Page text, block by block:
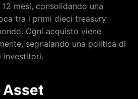
mesi, consolidando una
tra i primi dieci treasury
Ogni acquisto viene
segnalando una politica di
investitori.
Asset